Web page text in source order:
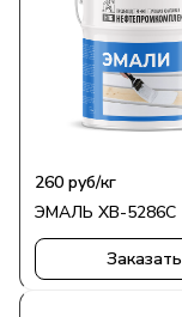
260 руб/кг
ЭМАЛЬ ХВ-5286С
Заказать